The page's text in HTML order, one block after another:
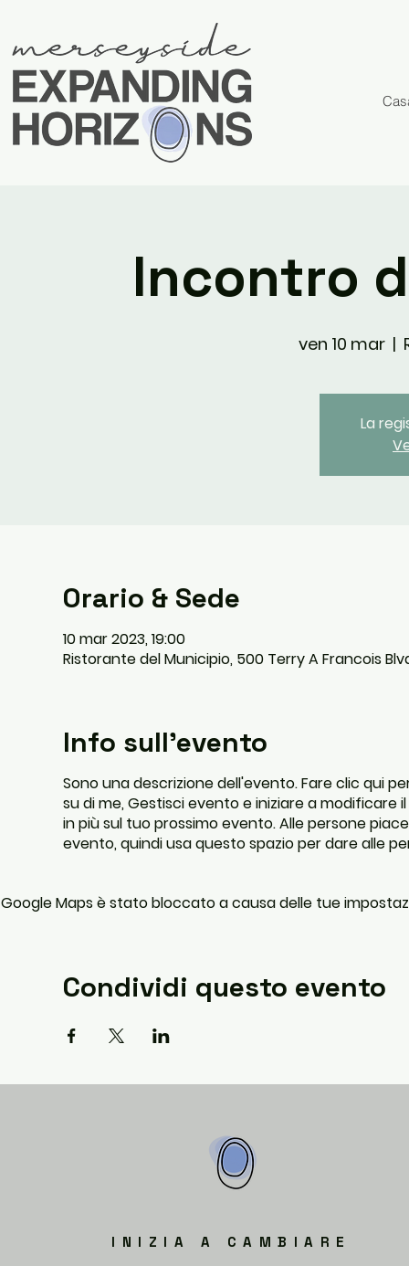
Incontro
ven 10 mar
  |
La
Orario & Sede
10 mar 2023, 19:00
Ristorante del Municipio, 500 Terry A Francois
Info sull'evento
Sono una descrizione dell'evento. Fare clic qui
su di me, Gestisci evento e iniziare a
in più sul tuo prossimo evento. Alle persone
evento, quindi usa questo spazio per dare alle
Google Maps è stato bloccato a causa delle tue
Condividi questo evento
INIZIA A CAMBIARE